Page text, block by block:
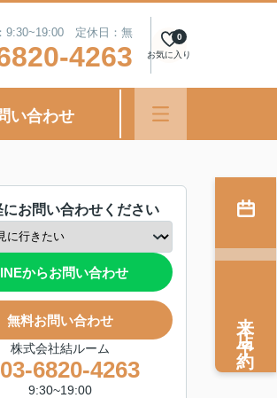
9:30~19:00 定休日：無
4263 お気に入り
0
い合わせ
にお問い合わせください
からお問い合わせ
無料お問い合わせ
株式会社結ルーム
03-6820-4263
9:30~19:00
来店予約